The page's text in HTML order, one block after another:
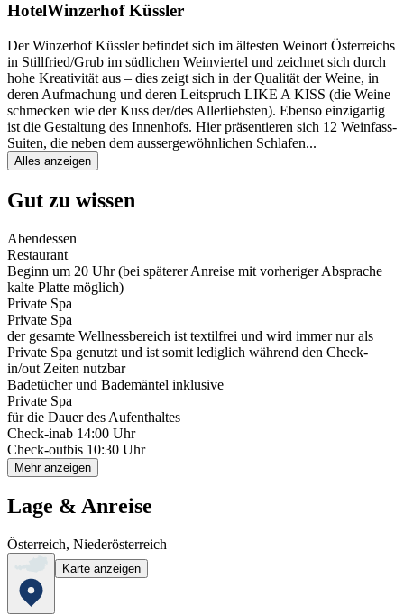
HotelWinzerhof Küssler
Der Winzerhof Küssler befindet sich im ältesten Weinort Österreichs
in Stillfried/Grub im südlichen Weinviertel und zeichnet sich durch
hohe Kreativität aus – dies zeigt sich in der Qualität der Weine, in
deren Aufmachung und deren Leitspruch LIKE A KISS (die Weine
schmecken wie der Kuss der/des Allerliebsten). Ebenso einzigartig
ist die Gestaltung des Innenhofs. Hier präsentieren sich 12 Weinfass-
Suiten, die neben dem aussergewöhnlichen Schlafen...
Alles anzeigen
Gut zu wissen
Abendessen
Restaurant
Beginn um 20 Uhr (bei späterer Anreise mit vorheriger Absprache
kalte Platte möglich)
Private Spa
Private Spa
der gesamte Wellnessbereich ist textilfrei und wird immer nur als
Private Spa genutzt und ist somit lediglich während den Check-
in/out Zeiten nutzbar
Badetücher und Bademäntel inklusive
Private Spa
für die Dauer des Aufenthaltes
Check-inab 14:00 Uhr
Check-outbis 10:30 Uhr
Mehr anzeigen
Lage & Anreise
Österreich, Niederösterreich
Karte anzeigen